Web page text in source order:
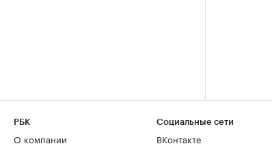
РБК
О компании
Социальные сети
ВКонтакте